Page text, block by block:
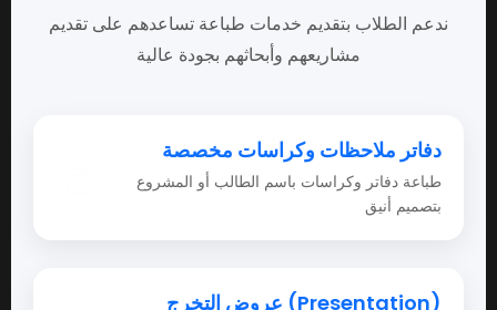
ندعم الطلاب بتقديم خدمات طباعة تساعدهم على تقديم
مشاريعهم وأبحاثهم بجودة عالية
دفاتر ملاحظات وكراسات مخصصة
طباعة دفاتر وكراسات باسم الطالب أو المشروع
بتصميم أنيق
عروض التخرج (Presentation)